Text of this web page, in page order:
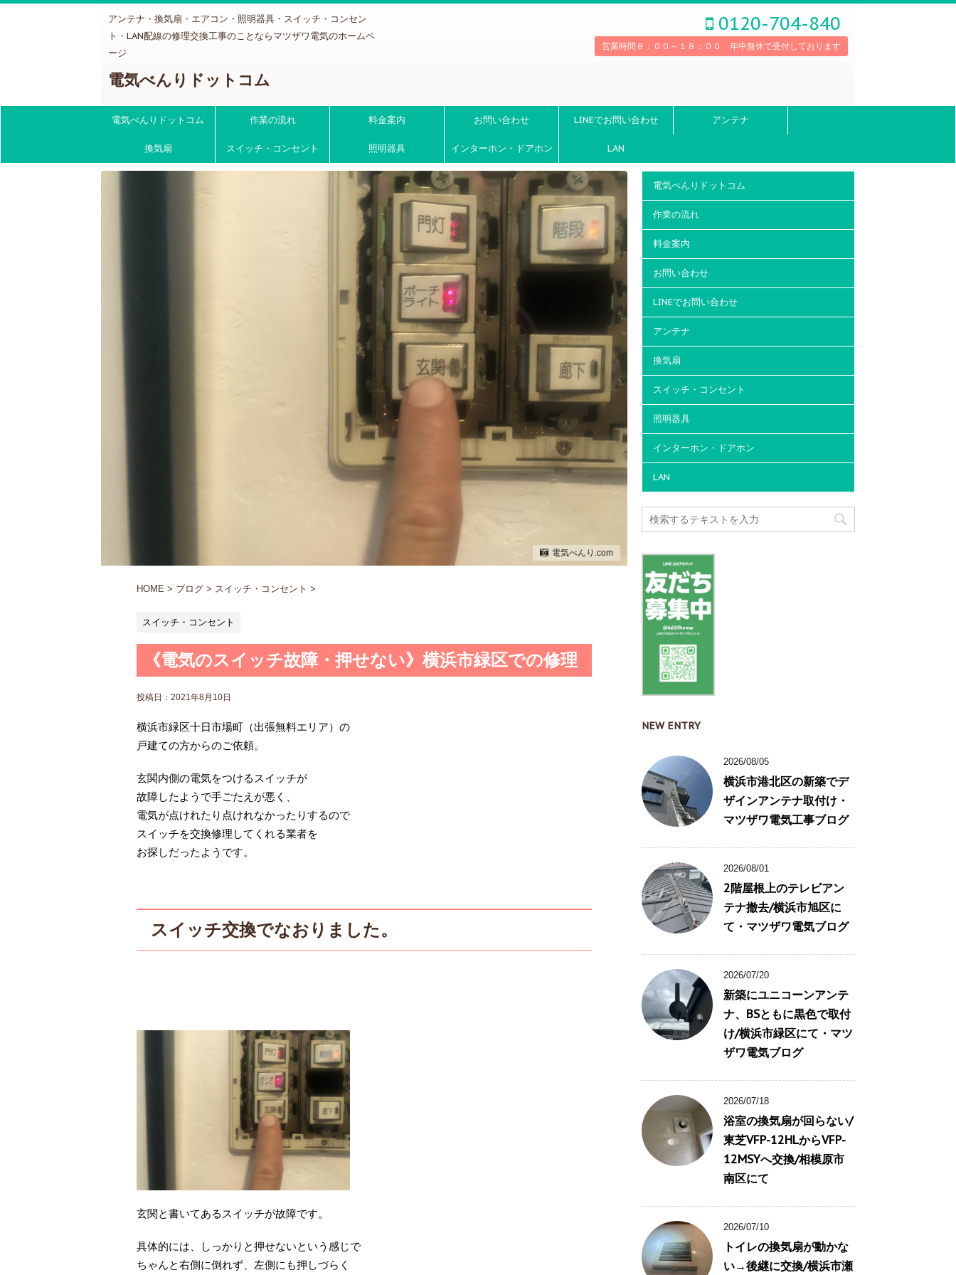
アンテナ・換気扇・エアコン・照明器具・スイッチ・コンセン
ト・LAN配線の修理交換工事のことならマツザワ電気のホームペ
ージ
電気べんりドットコム
0120-704-840
営業時間８：００～１８：００ 年中無休で受付しております
電気べんりドットコム 作業の流れ 料金案内 お問い合わせ LINEでお問い合わせ アンテナ
換気扇 スイッチ・コンセント 照明器具 インターホン・ドアホン LAN
電気べんり.com
HOME > ブログ > スイッチ・コンセント >
スイッチ・コンセント
《電気のスイッチ故障・押せない》横浜市緑区での修理
投稿日： 2021年8月10日
横浜市緑区十日市場町（出張無料エリア）の
戸建ての方からのご依頼。
玄関内側の電気をつけるスイッチが
故障したようで手ごたえが悪く、
電気が点けれたり点けれなかったりするので
スイッチを交換修理してくれる業者を
お探しだったようです。
スイッチ交換でなおりました。
玄関と書いてあるスイッチが故障です。
具体的には、しっかりと押せないという感じで
ちゃんと右側に倒れず、左側にも押しづらく
電気べんりドットコム
作業の流れ
料金案内
お問い合わせ
LINEでお問い合わせ
アンテナ
換気扇
スイッチ・コンセント
照明器具
インターホン・ドアホン
LAN
NEW ENTRY
2026/08/05
横浜市港北区の新築でデ
ザインアンテナ取付け・
マツザワ電気工事ブログ
2026/08/01
2階屋根上のテレビアン
テナ撤去/横浜市旭区に
て・マツザワ電気ブログ
2026/07/20
新築にユニコーンアンテ
ナ、BSともに黒色で取付
け/横浜市緑区にて・マツ
ザワ電気ブログ
2026/07/18
浴室の換気扇が回らない/
東芝VFP-12HLからVFP-
12MSYへ交換/相模原市
南区にて
2026/07/10
トイレの換気扇が動かな
い→後継に交換/横浜市瀬